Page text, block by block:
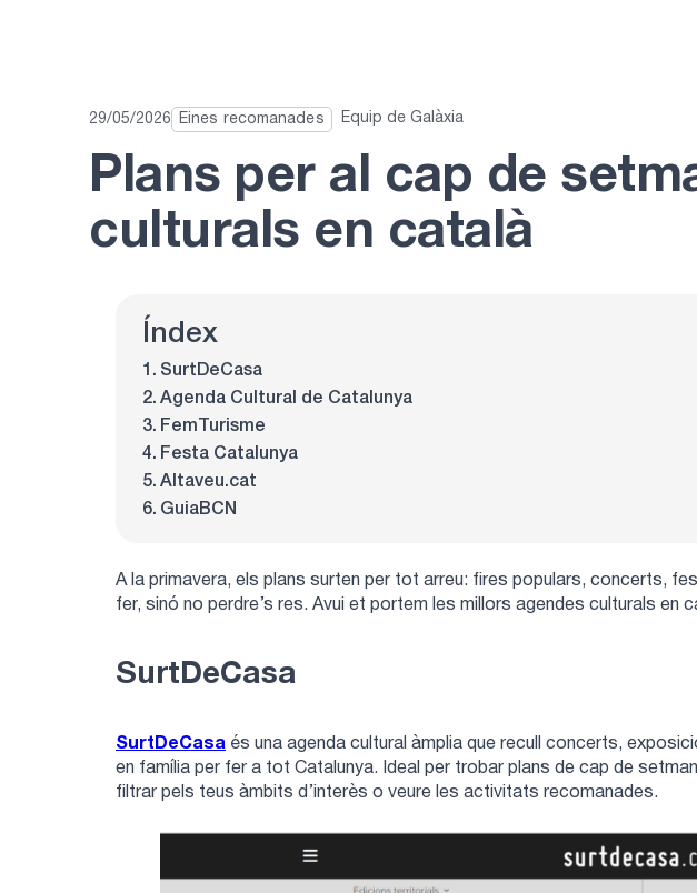
29/05/2026 Eines recomanades Equip de Galàxia
Plans per al cap de
culturals en català
Índex
SurtDeCasa
Agenda Cultural de Catalunya
FemTurisme
Festa Catalunya
Altaveu.cat
GuiaBCN
A la primavera, els plans surten per tot arreu: fires populars, concerts,
fer, sinó no perdre’s res. Avui et portem les millors agendes culturals
SurtDeCasa
SurtDeCasa és una agenda cultural àmplia que recull concerts,
en família per fer a tot Catalunya. Ideal per trobar plans de cap de
filtrar pels teus àmbits d’interès o veure les activitats recomanades.